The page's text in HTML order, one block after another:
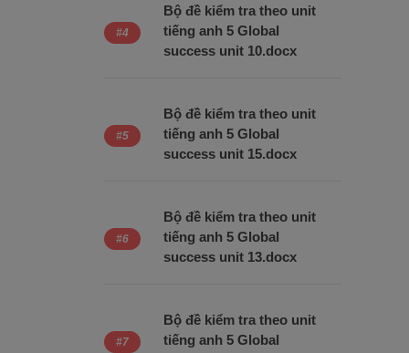
Bộ đề kiểm tra theo unit
tiếng anh 5 Global
success unit 10.docx
Bộ đề kiểm tra theo unit
tiếng anh 5 Global
success unit 15.docx
Bộ đề kiểm tra theo unit
tiếng anh 5 Global
success unit 13.docx
Bộ đề kiểm tra theo unit
tiếng anh 5 Global